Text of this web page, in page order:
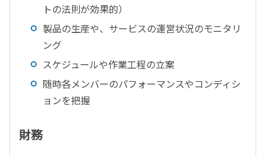
トの法則が効果的）
製品の生産や、サービスの運営状況のモニタリ
ング
スケジュールや作業工程の立案
随時各メンバーのパフォーマンスやコンディシ
ョンを把握
財務